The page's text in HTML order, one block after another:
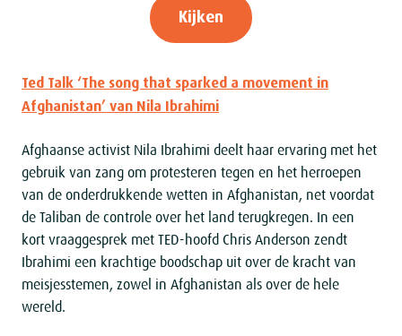
Kijken
Ted Talk ‘The song that sparked a movement in
Afghanistan’ van Nila Ibrahimi
Afghaanse activist Nila Ibrahimi deelt haar ervaring met het
gebruik van zang om protesteren tegen en het herroepen
van de onderdrukkende wetten in Afghanistan, net voordat
de Taliban de controle over het land terugkregen. In een
kort vraaggesprek met TED-hoofd Chris Anderson zendt
Ibrahimi een krachtige boodschap uit over de kracht van
meisjesstemen, zowel in Afghanistan als over de hele
wereld.